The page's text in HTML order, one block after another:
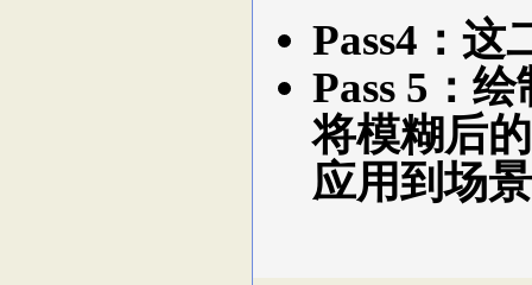
Pass4：这
Pass 5：
将模糊后
应用到场